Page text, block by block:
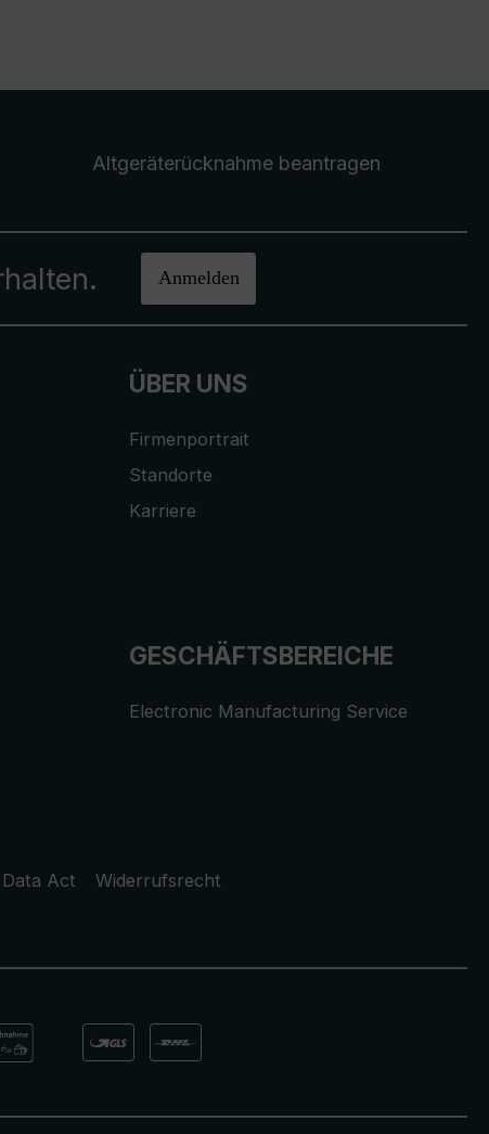
Altgeräterücknahme beantragen
Anmelden
ÜBER UNS
Firmenportrait
Standorte
Karriere
GESCHÄFTSBEREICHE
Electronic Manufacturing Service
Data Act
Widerrufsrecht